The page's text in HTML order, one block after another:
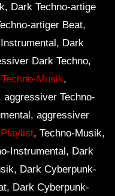
Dark Techno-artige
artiger Beat,
Dark
Dark Techno,
Musik,
Techno-
aggressiver
, Techno-Musik,
Instrumental, Dark
Dark Cyberpunk-
Dark Cyberpunk-